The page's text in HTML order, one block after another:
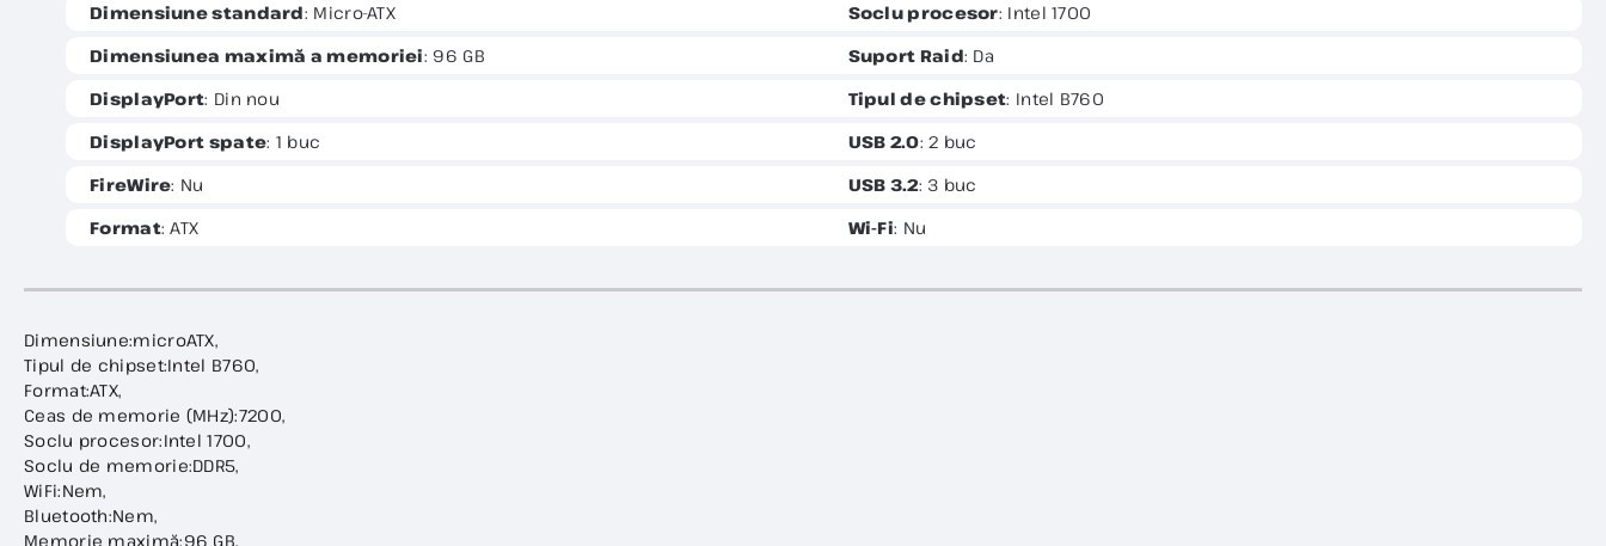
Dimensiune standard: Micro-ATX
Dimensiunea maximă a memoriei: 96 GB
DisplayPort: Din nou
DisplayPort spate: 1 buc
FireWire: Nu
Format: ATX
Soclu procesor: Intel 1700
Suport Raid: Da
Tipul de chipset: Intel B760
USB 2.0: 2 buc
USB 3.2: 3 buc
Wi-Fi: Nu
Dimensiune:microATX,
Tipul de chipset:Intel B760,
Format:ATX,
Ceas de memorie (MHz):7200,
Soclu procesor:Intel 1700,
Soclu de memorie:DDR5,
WiFi:Nem,
Bluetooth:Nem,
Memorie maximă:96 GB,